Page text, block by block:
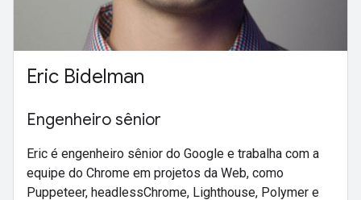
Eric Bidelman
Engenheiro sênior
Eric é engenheiro sênior do Google e trabalha com a
equipe do Chrome em projetos da Web, como
Puppeteer, headlessChrome, Lighthouse, Polymer e